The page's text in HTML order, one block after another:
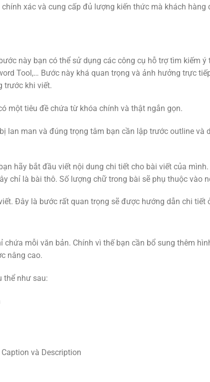
xác và cung cấp đủ lượng kiến thức mà khách hàng
này bạn có thể sử dụng các công cụ hỗ trợ tìm kiếm
Tool,… Bước này khá quan trọng và ảnh hưởng trực
trước khi viết.
một tiêu đề chứa từ khóa chính và thật ngắn gọn.
lan man và đúng trọng tâm bạn cần lập trước outline và
hãy bắt đầu viết nội dung chi tiết cho bài viết của
chỉ là bài thô. Số lượng chữ trong bài sẽ phụ thuộc vào
Đây là bước rất quan trọng sẽ được hướng dẫn chi tiết
chứa mỗi văn bản. Chính vì thế bạn cần bổ sung thêm
nâng cao.
thể như sau:
và Description